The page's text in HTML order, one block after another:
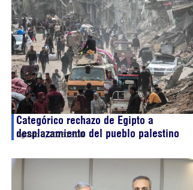
Categórico rechazo de Egipto a
desplazamiento del pueblo palestino
agosto 5, 202613:00